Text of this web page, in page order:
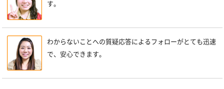
す。
わからないことへの質疑応答によるフォローがとても迅速
で、安心できます。